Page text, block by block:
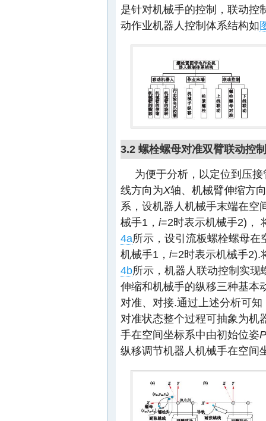
是针对机械手的控制，联动控
动作业机器人控制体系结构如
3.2 螺栓螺母对准双臂联动控
为便于分析，以定位到压
线方向为X轴、机械臂伸缩方
系，设机器人机械手末端在空
械手1， i=2时表示机械手2)，
4a所示，设引流板螺栓螺母在
机械手1， i=2时表示机械手2).
4b所示，机器人联动控制实
伸缩和机械手的纵移三种基本
对准、对接.通过上述分析可
对准状态整个过程可抽象为机
手在空间坐标系中由初始位姿P
纵移调节机器人机械手在空间